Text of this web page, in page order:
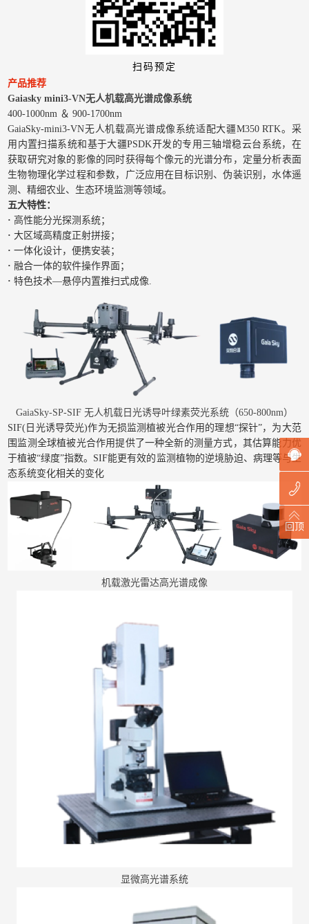
扫码预定
产品推荐
Gaiasky mini3-VN无人机载高光谱成像系统
400-1000nm ＆ 900-1700nm
GaiaSky-mini3-VN无人机载高光谱成像系统适配大疆M350 RTK。采
用内置扫描系统和基于大疆PSDK开发的专用三轴增稳云台系统，在
获取研究对象的影像的同时获得每个像元的光谱分布，定量分析表面
生物物理化学过程和参数，广泛应用在目标识别、伪装识别，水体遥
测、精细农业、生态环境监测等领域。
五大特性：
· 高性能分光探测系统；
·大区域高精度正射拼接；
·一体化设计，便携安装；
· 融合一体的软件操作界面；
·特色技术—悬停内置推扫式成像.
GaiaSky-SP-SIF 无人机载日光诱导叶绿素荧光系统（650-800nm）
SIF(日光诱导荧光)作为无损监测植被光合作用的理想“探针”，为大范
围监测全球植被光合作用提供了一种全新的测量方式，其估算能力优
于植被“绿度”指数。SIF能更有效的监测植物的逆境胁迫、病理等与生
态系统变化相关的变化
机载激光雷达高光谱成像
显微高光谱系统
回顶